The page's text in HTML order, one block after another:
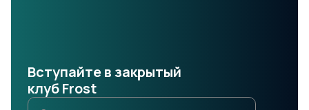
Вступайте в закрытый
клуб Frost